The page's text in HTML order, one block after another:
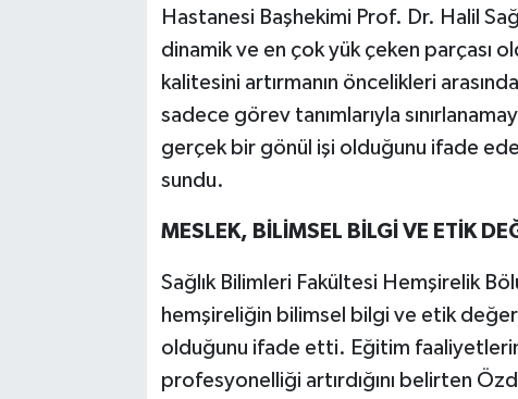
Hastanesi Başhekimi Prof. Dr. Halil
dinamik ve en çok yük çeken parçası
kalitesini artırmanın öncelikleri
sadece görev tanımlarıyla
gerçek bir gönül işi olduğunu ifade
sundu.
MESLEK, BİLİMSEL BİLGİ VE ETİK
Sağlık Bilimleri Fakültesi Hemşirelik
hemşireliğin bilimsel bilgi ve etik
olduğunu ifade etti. Eğitim
profesyonelliği artırdığını belirten